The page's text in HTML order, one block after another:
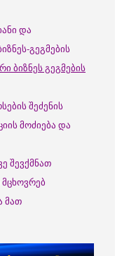
და
გეგმების
ბიზნეს გეგმების
შეძენის
მოძიება და
შევქმნათ
მათ